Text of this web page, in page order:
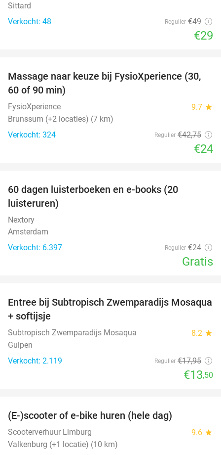
Sittard
Verkocht: 48
Regulier €49
€29
44%
Massage naar keuze bij FysioXperience (30,
60 of 90 min)
FysioXperience 9.7 star
Brunssum (+2 locaties) (7 km)
Verkocht: 324
Regulier €42,75
€24
60 dagen luisterboeken en e-books (20
luisteruren)
Nextory
Amsterdam
Verkocht: 6.397
Regulier €24
Gratis
25%
Entree bij Subtropisch Zwemparadijs Mosaqua
+ softijsje
Subtropisch Zwemparadijs Mosaqua 8.2 star
Gulpen
Verkocht: 2.119
Regulier €17,95
€13,50
(E-)scooter of e-bike huren (hele dag)
Scooterverhuur Limburg 9.6 star
Valkenburg (+1 locatie) (10 km)